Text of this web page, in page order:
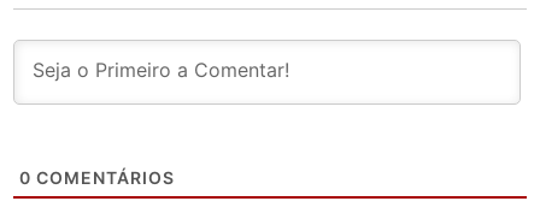
0 COMENTÁRIOS